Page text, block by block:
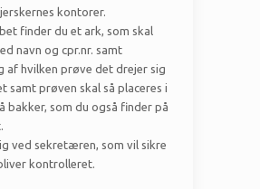
kontorer.
finder du et ark, som skal
navn og cpr.nr. samt
af hvilken prøve det drejer sig
samt prøven skal så placeres i
bakker, som du også finder på
ved sekretæren, som vil sikre
kontrolleret.